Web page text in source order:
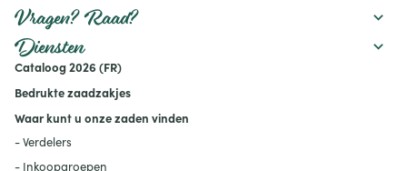
rekening mee houdt.
Vragen? Raad?
Diensten
Cataloog 2026 (FR)
Bedrukte zaadzakjes
Waar kunt u onze zaden vinden
- Verdelers
- Inkoopgroepen